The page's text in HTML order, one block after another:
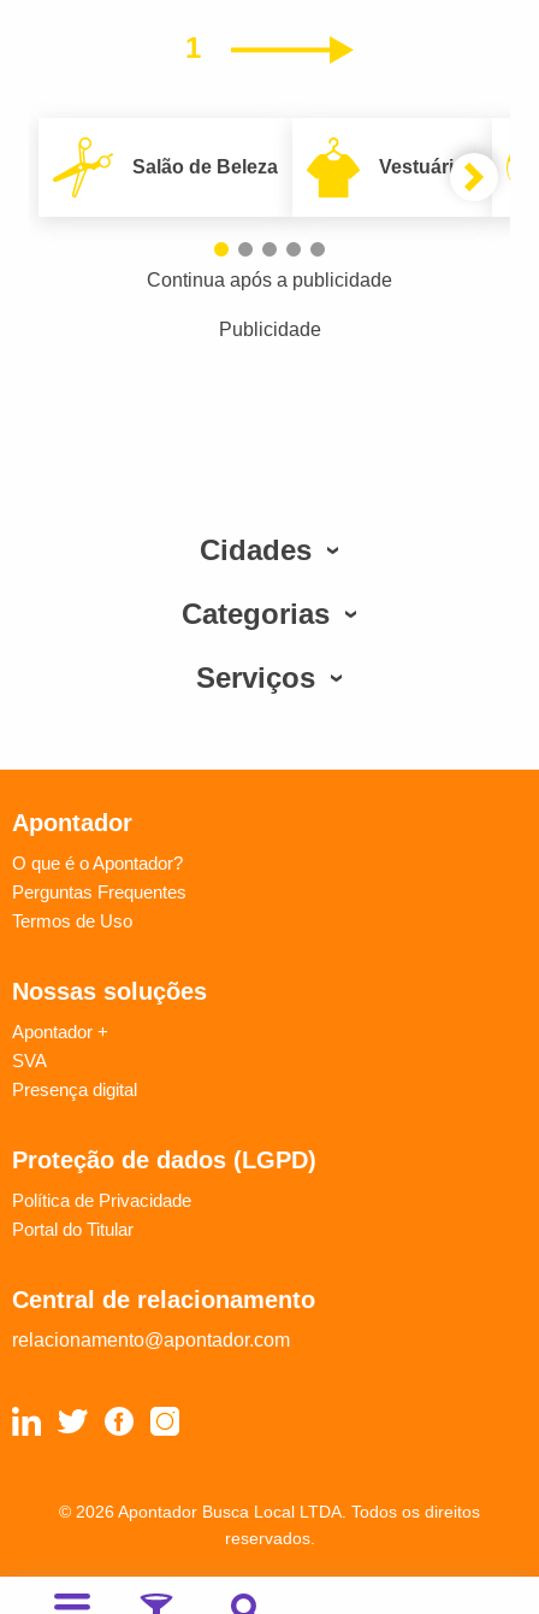
1 Próximo
Salão de Beleza Vestuário
Continua após a publicidade
Publicidade
Cidades
Categorias
Serviços
Apontador
O que é o Apontador?
Perguntas Frequentes
Termos de Uso
Nossas soluções
Apontador +
SVA
Presença digital
Proteção de dados (LGPD)
Política de Privacidade
Portal do Titular
Central de relacionamento
relacionamento@apontador.com
© 2026 Apontador Busca Local LTDA. Todos os direitos
reservados.